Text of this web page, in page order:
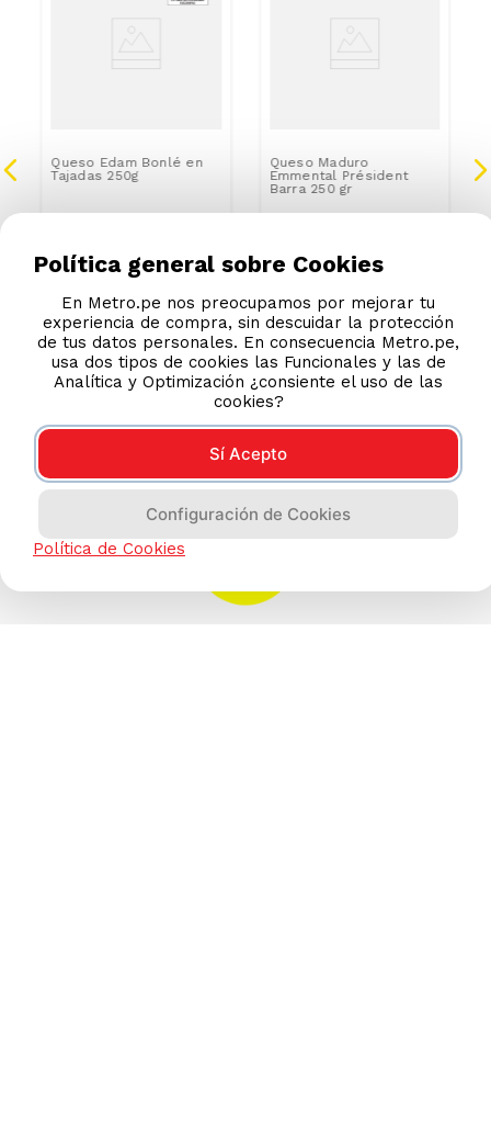
Queso Edam Bonlé en
Tajadas 250g
Queso Maduro
Emmental Président
Barra 250 gr
Política general sobre Cookies
En Metro.pe nos preocupamos por mejorar tu
experiencia de compra, sin descuidar la protección
de tus datos personales. En consecuencia Metro.pe,
usa dos tipos de cookies las Funcionales y las de
Analítica y Optimización ¿consiente el uso de las
cookies?
Sí Acepto
Configuración de Cookies
Política de Cookies